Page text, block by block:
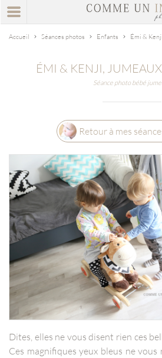
Accueil Séances photos Enfants Émi &
ÉMI & KENJI,
Séance photo bébé
Retour à mes
Dites, elles ne vous disent rien ces
Ces magnifiques yeux bleus ne